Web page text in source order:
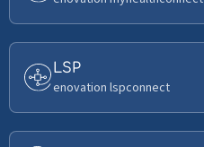
about
FHIR
LSP
enovation lspconnect
Read
more
about
LSP